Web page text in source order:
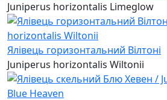
Juniperus horizontalis Limeglow
Ялівець горизонтальний Вілтоні
Juniperus horizontalis Wiltonii